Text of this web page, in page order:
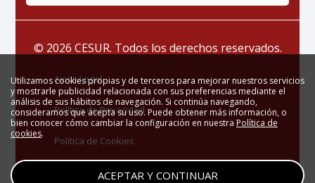
© 2026 CESUR. Todos los derechos reservados.
Aviso Legal
Política de Privacidad
Política de Cookies
Zona Privada
Utilizamos cookies propias y de terceros para mejorar nuestros servicios
y mostrarle publicidad relacionada con sus preferencias mediante el
análisis de sus hábitos de navegación. Si continúa navegando,
consideramos que acepta su uso. Puede obtener más información, o
bien conocer cómo cambiar la configuración en nuestra Política de
cookies.
ACEPTAR Y CONTINUAR